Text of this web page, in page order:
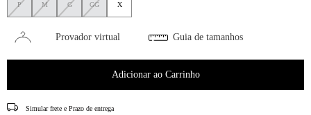
P M G GG X
Provador virtual Guia de tamanhos
Adicionar ao Carrinho
CEP